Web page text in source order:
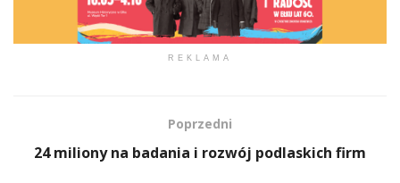
REKLAMA
Poprzedni
24 miliony na badania i rozwój podlaskich firm